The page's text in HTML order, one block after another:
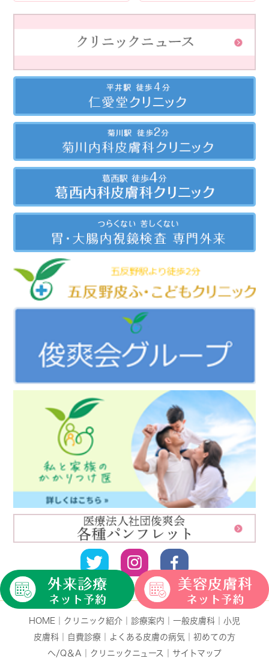
HOME クリニック紹介 診療案内 一般皮膚科
小児
皮膚科
自費診療 よくある皮膚の病気
初めての方
へ/Q＆A
クリニックニュース サイトマップ